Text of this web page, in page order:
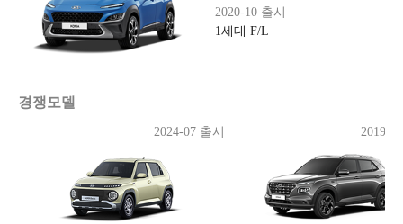
2020-10 출시
1세대 F/L
경쟁모델
2024-07 출시 2019-